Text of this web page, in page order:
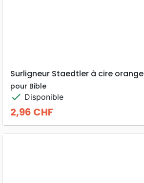
Surligneur Staedtler à cire orange
pour Bible
check Disponible
Prix
2,96 CHF